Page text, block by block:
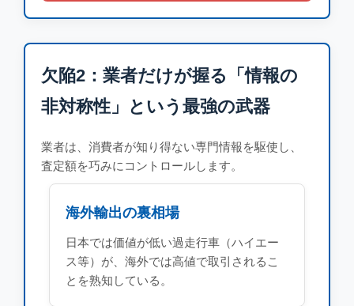
欠陥2：業者だけが握る「情報の
非対称性」という最強の武器
業者は、消費者が知り得ない専門情報を駆使し、
査定額を巧みにコントロールします。
海外輸出の裏相場
日本では価値が低い過走行車（ハイエー
ス等）が、海外では高値で取引されるこ
とを熟知している。